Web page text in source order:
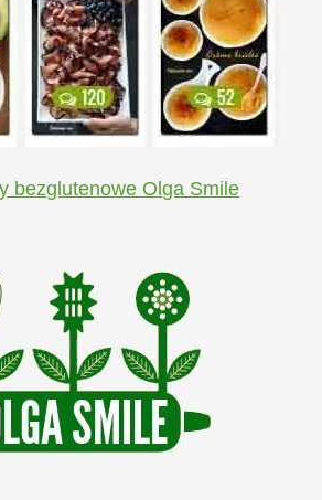
bezglutenowe Olga Smile